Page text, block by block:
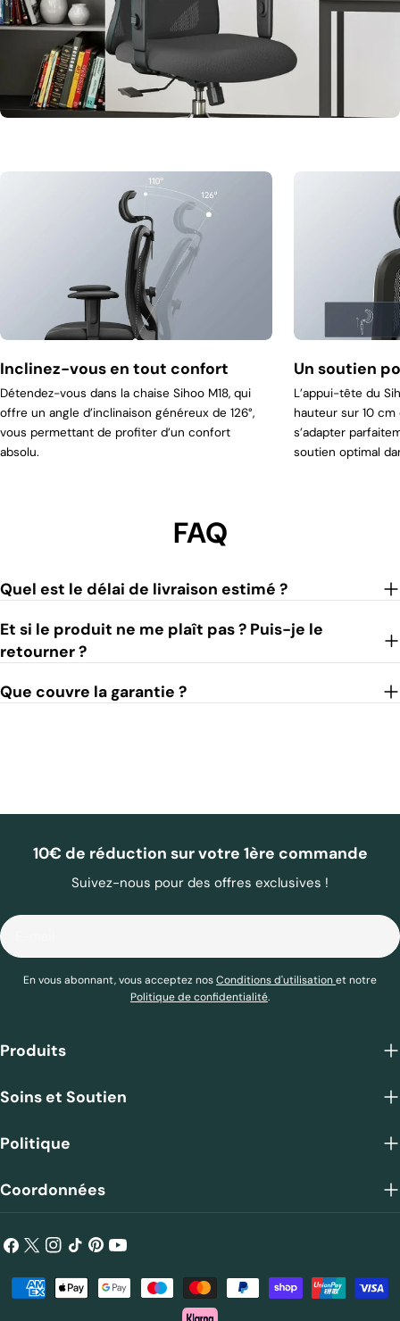
Inclinez-vous en tout confort
Détendez-vous dans la chaise Sihoo M18, qui
offre un angle d’inclinaison généreux de 126°,
vous permettant de profiter d’un confort
absolu.
Un soutien
L’appui-tête du
hauteur sur 10
s’adapter
soutien optimal
FAQ
Quel est le délai de livraison estimé ?
Et si le produit ne me plaît pas ? Puis-je le
retourner ?
Que couvre la garantie ?
Produits
Soins et Soutien
Politique
Coordonnées
10€ de réduction sur votre 1ère commande
Suivez-nous pour des offres exclusives !
E-
mail
En vous abonnant, vous acceptez nosConditions d'utilisationet notre
Politique de confidentialité.
Facebook
X
Instagram
TIC Pinterest
Youtube
Méthodes